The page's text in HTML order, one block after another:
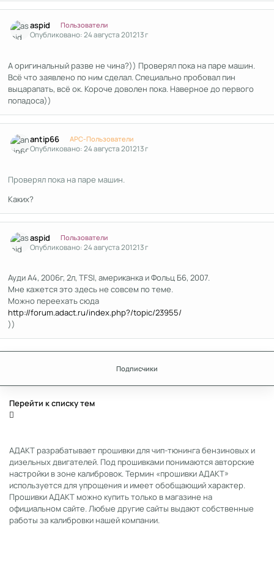
aspid Пользователи
Опубликовано:24 августа 201213 г
А оригинальный разве не чина?)) Проверял пока на паре машин.
Всё что заявлено по ним сделал. Специально пробовал пин
выцарапать, всё ок. Короче доволен пока. Наверное до первого
попадоса))
antip66 APC-Пользователи
Опубликовано:24 августа 201213 г
Проверял пока на паре машин.
Каких?
aspid Пользователи
Опубликовано:24 августа 201213 г
Ауди А4, 2006г, 2л, TFSI, американка и Фольц Б6, 2007.
Мне кажется это здесь не совсем по теме.
Можно переехать сюда
http://forum.adact.ru/index.php?/topic/23955/
))
Подписчики
Перейти к списку тем
АДАКТ разрабатывает прошивки для чип-тюнинга бензиновых и
дизельных двигателей. Под прошивками понимаются авторские
настройки в зоне калибровок. Термин «прошивки АДАКТ»
используется для упрощения и имеет обобщающий характер.
Прошивки АДАКТ можно купить только в магазине на
официальном сайте. Любые другие сайты выдают собственные
работы за калибровки нашей компании.